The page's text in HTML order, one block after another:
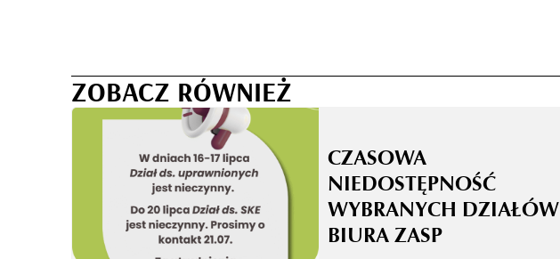
ZOBACZ RÓWNIEŻ
CZASOWA
NIEDOSTĘPNOŚĆ
WYBRANYCH DZIAŁÓW
BIURA ZASP